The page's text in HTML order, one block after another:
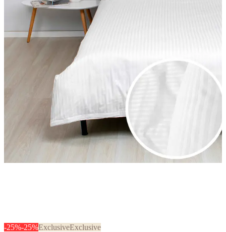
-25%-25%ExclusiveExclusive